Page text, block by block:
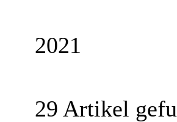
2021
29 Artikel